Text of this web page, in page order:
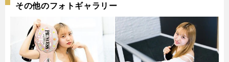
その他のフォトギャラリー